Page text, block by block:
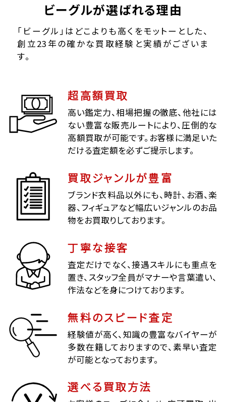
ビーグルが選ばれる理由
「ビーグル」はどこよりも高くをモットーとした、
創立23年の確かな買取経験と実績がございま
す。
超高額買取
高い鑑定力、相場把握の徹底、他社には
ない豊富な販売ルートにより、圧倒的な
高額買取が可能です。お客様に満足いた
だける査定額を必ずご提示します。
買取ジャンルが豊富
ブランド衣料品以外にも、時計、お酒、楽
器、フィギュアなど幅広いジャンルのお品
物をお買取りしております。
丁寧な接客
査定だけでなく、接遇スキルにも重点を
置き、スタッフ全員がマナーや言葉遣い、
作法などを身につけております。
無料のスピード査定
経験値が高く、知識の豊富なバイヤーが
多数在籍しておりますので、素早い査定
が可能となっております。
選べる買取方法